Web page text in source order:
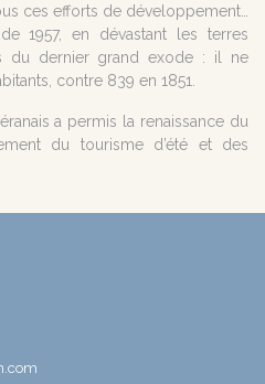
ces efforts de développement…
1957, en dévastant les terres
du dernier grand exode : il ne
contre 839 en 1851.
a permis la renaissance du
du tourisme d’été et des